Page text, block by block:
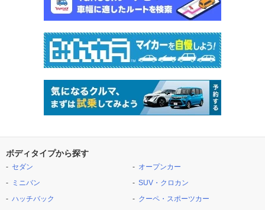
ボディタイプから探す
セダン
ミニバン
ハッチバック
オープンカー
SUV・クロカン
クーペ・スポーツカー